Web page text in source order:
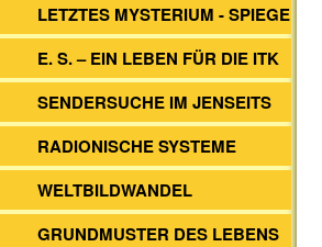
LETZTES MYSTERIUM - SPIEGEL TV
E. S. – EIN LEBEN FÜR DIE ITK
SENDERSUCHE IM JENSEITS
RADIONISCHE SYSTEME
WELTBILDWANDEL
GRUNDMUSTER DES LEBENS